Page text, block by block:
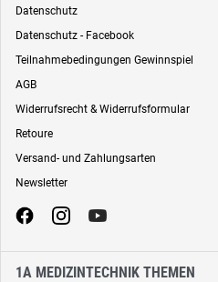
Datenschutz
Datenschutz - Facebook
Teilnahmebedingungen Gewinnspiel
AGB
Widerrufsrecht & Widerrufsformular
Retoure
Versand- und Zahlungsarten
Newsletter
1A MEDIZINTECHNIK THEMEN